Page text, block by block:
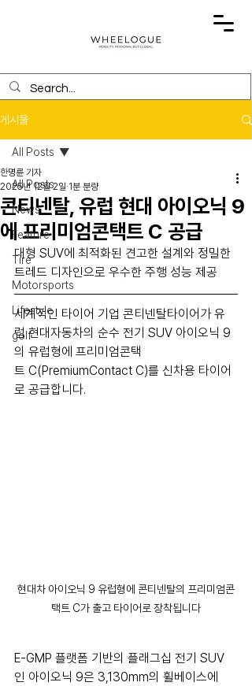
게시물
All Posts
News
Feature
Tire
Motorsports
Lifestyle
golf
All Posts
콘티넨탈, 유럽 현대 아이오닉 9
에 프리미엄콘택트 C 공급
한명륜 기자
2025년 12월 2일 1분 분량
대형 SUV에 최적화된 견고한 설계와 정밀한
트레드 디자인으로 우수한 주행 성능 제공
세계적인 타이어 기업 콘티넨탈타이어가 유
럽 현대자동차의 순수 전기 SUV 아이오닉 9
의 유럽형에 프리미엄콘택
트 C(PremiumContact C)를 신차용 타이어
로 공급합니다.
현대차 아이오닉 9 유럽형에 콘티넨탈의 프리미엄콘
택트 C가 출고 타이어로 장착됩니다
E-GMP 플랫폼 기반의 플래그십 전기 SUV
인 아이오닉 9은 3,130mm의 휠베이스에